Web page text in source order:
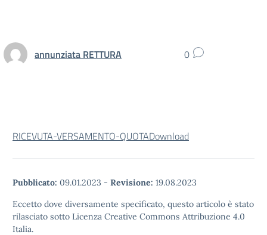
annunziata RETTURA 0
RICEVUTA-VERSAMENTO-QUOTADownload
Pubblicato: 09.01.2023 - Revisione: 19.08.2023
Eccetto dove diversamente specificato, questo articolo è stato
rilasciato sotto Licenza Creative Commons Attribuzione 4.0
Italia.